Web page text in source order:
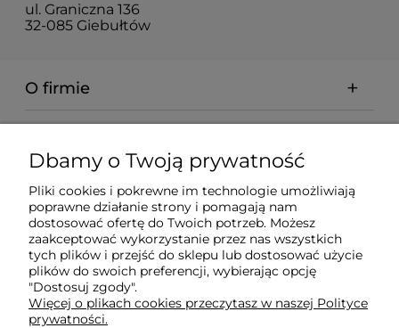
ul. Graniczna 136
32-085 Giebułtów
O firmie
Dostawa
Moje konto
Gwarancja i zwroty
Dbamy o Twoją prywatność
Pliki cookies i pokrewne im technologie umożliwiają
poprawne działanie strony i pomagają nam
dostosować ofertę do Twoich potrzeb. Możesz
zaakceptować wykorzystanie przez nas wszystkich
tych plików i przejść do sklepu lub dostosować użycie
plików do swoich preferencji, wybierając opcję
"Dostosuj zgody".
Więcej o plikach cookies przeczytasz w naszej Polityce
prywatności.